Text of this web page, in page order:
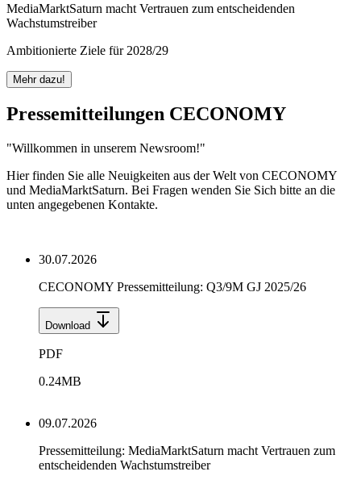
MediaMarktSaturn macht Vertrauen zum entscheidenden
Wachstumstreiber
Ambitionierte Ziele für 2028/29
Mehr dazu!
Pressemitteilungen CECONOMY
"Willkommen in unserem Newsroom!"
Hier finden Sie alle Neuigkeiten aus der Welt von CECONOMY
und MediaMarktSaturn. Bei Fragen wenden Sie Sich bitte an die
unten angegebenen Kontakte.
30.07.2026
CECONOMY Pressemitteilung: Q3/9M GJ 2025/26
Download
PDF
0.24MB
09.07.2026
Pressemitteilung: MediaMarktSaturn macht Vertrauen zum
entscheidenden Wachstumstreiber